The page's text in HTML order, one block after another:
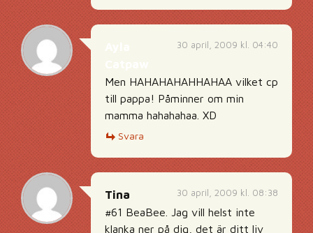
30 april, 2009 kl. 04:40
Men HAHAHAHAHHAHAA vilket cp
till pappa! Påminner om min
mamma hahahahaa. XD
Svara
30 april, 2009 kl. 08:38
Tina
#61 BeaBee. Jag vill helst inte
klanka ner på dig, det är ditt liv